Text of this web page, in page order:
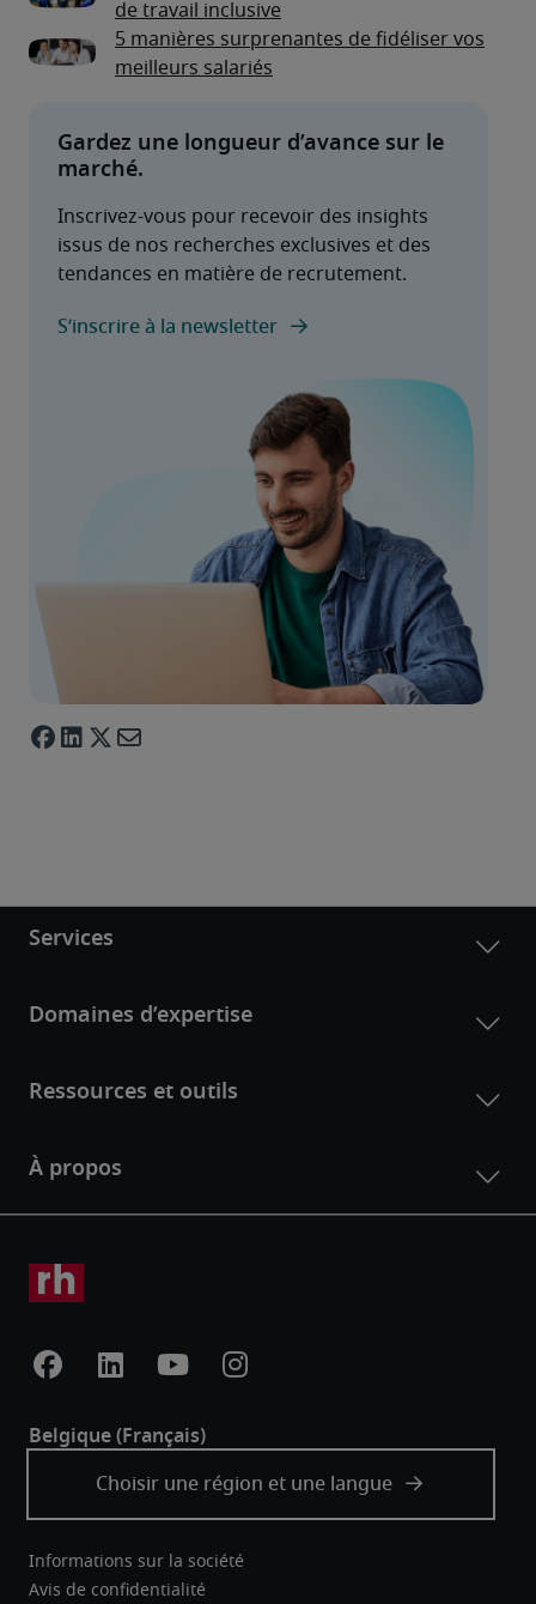
de travail inclusive
5 manières surprenantes de fidéliser vos
meilleurs salariés
Informations sur la société
Avis de confidentialité